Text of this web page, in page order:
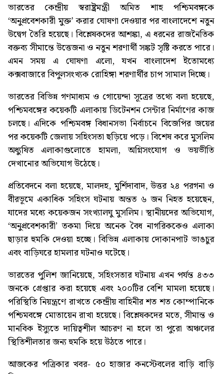
ভারতের কেন্দ্রীয় স্বরাষ্ট্রমন্ত্রী অমিত শাহ পশ্চিমবঙ্গকে
‘অনুপ্রবেশকারী মুক্ত’ করার ঘোষণা দেওয়ার পর বাংলাদেশে নতুন
উদ্বেগ তৈরি হয়েছে। বিশ্লেষকদের আশঙ্কা, এ ধরনের রাজনৈতিক
বক্তব্য সীমান্তে উত্তেজনা ও নতুন শরণার্থী সঙ্কট সৃষ্টি করতে পারে।
এমন সময় এ ঘোষণা এলো, যখন বাংলাদেশ ইতোমধ্যে
কক্সবাজারে বিপুলসংখ্যক রোহিঙ্গা শরণার্থীর চাপ সামাল দিচ্ছে।
ভারতের বিভিন্ন গণমাধ্যম ও গোয়েন্দা সূত্রের তথ্যে বলা হয়েছে,
পশ্চিমবঙ্গের কয়েকটি এলাকায় ডিটেনশন সেন্টার নির্মাণের কাজ
চলছে। এদিকে পশ্চিমবঙ্গ বিধানসভা নির্বাচনে বিজেপির জয়ের
পর কয়েকটি জেলায় সহিংসতা ছড়িয়ে পড়ে। বিশেষ করে মুসলিম
অধ্যুষিত এলাকাগুলোতে হামলা, অগ্নিসংযোগ ও ভয়ভীতি
দেখানোর অভিযোগ উঠেছে।
প্রতিবেদনে বলা হয়েছে, মালদহ, মুর্শিদাবাদ, উত্তর ২৪ পরগনা ও
বীরভূমে একাধিক সহিংস ঘটনায় অন্তত ৬ জন নিহত হয়েছেন,
যাদের মধ্যে কয়েকজন সংখ্যালঘু মুসলিম। স্থানীয়দের অভিযোগ,
‘অনুপ্রবেশকারী’ তকমা দিয়ে অনেক বৈধ নাগরিককেও এলাকা
ছাড়ার হুমকি দেওয়া হচ্ছে। বিভিন্ন এলাকায় দোকানপাট ভাঙচুর
এবং বাড়িঘরে হামলার ঘটনাও ঘটেছে।
ভারতের পুলিশ জানিয়েছে, সহিংসতার ঘটনায় এখন পর্যন্ত ৪৩৩
জনকে গ্রেপ্তার করা হয়েছে এবং ২০০টির বেশি মামলা হয়েছে।
পরিস্থিতি নিয়ন্ত্রণে রাখতে কেন্দ্রীয় বাহিনীর শত শত কোম্পানিকে
পশ্চিমবঙ্গে মোতায়েন রাখা হয়েছে। বিশ্লেষকদের মতে, সীমান্ত ও
মানবিক ইস্যুতে দায়িত্বশীল আচরণ না হলে তা পুরো অঞ্চলের
স্থিতিশীলতার জন্য হুমকি হয়ে উঠতে পারে।
আজকের পত্রিকার খবর- ৫০ হাজার কনস্টেবলের বাড়ি বাড়ি